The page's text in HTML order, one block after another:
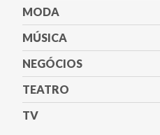
MODA
MÚSICA
NEGÓCIOS
TEATRO
TV